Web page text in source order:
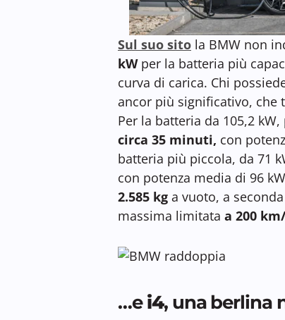
Sul suo sito la BMW non
kWper la batteria più
curva di carica. Chi
ancor più significativo, che
Per la batteria da 105,2
circa 35 minuti, con
batteria più piccola, da 71
con potenza media di 96
2.585 kg a vuoto, a
massima limitata a 200
…ei4, una berlina